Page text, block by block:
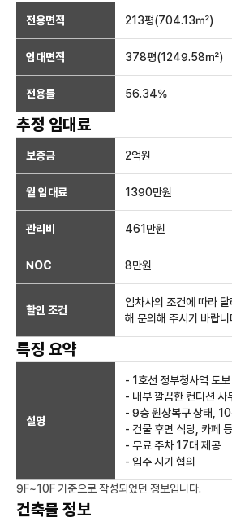
전용면적 213평(704.13㎡)
임대면적 378평(1249.58㎡)
전용률 56.34%
추정 임대료
보증금 2억원
월 임대료 1390만원
관리비 461만원
NOC 8만원
할인 조건
임차사의 조건에 따라
해 문의해 주시기 바랍니
특징 요약
설명
- 1호선 정부청사역 도보
- 내부 깔끔한 컨디션 사
- 9층 원상복구 상태,
- 건물 후면 식당, 카페
- 무료 주차 17대 제공
- 입주 시기 협의
9F~10F 기준으로 작성되었던 정보입니다.
건축물 정보